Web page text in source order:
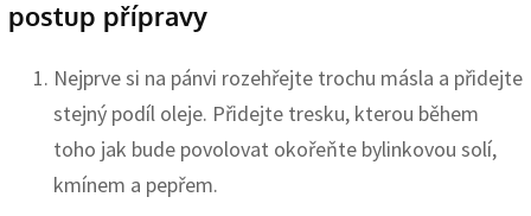
postup přípravy
Nejprve si na pánvi rozehřejte trochu másla a přidejte
stejný podíl oleje. Přidejte tresku, kterou během
toho jak bude povolovat okořeňte bylinkovou solí,
kmínem a pepřem.